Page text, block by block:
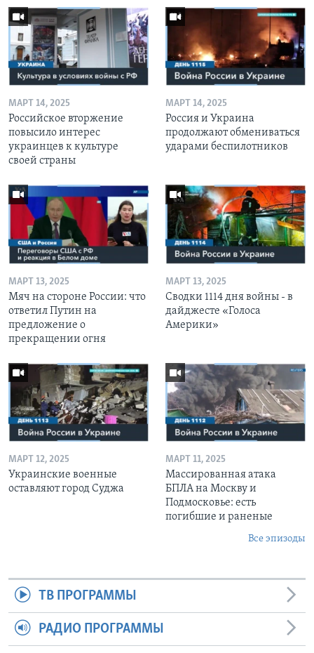
МАРТ 14, 2025
Российское вторжение
повысило интерес
украинцев к культуре
своей страны
МАРТ 14, 2025
Россия и Украина
продолжают обмениваться
ударами беспилотников
МАРТ 13, 2025
Мяч на стороне России: что
ответил Путин на
предложение о
прекращении огня
МАРТ 13, 2025
Сводки 1114 дня войны - в
дайджесте «Голоса
Америки»
МАРТ 12, 2025
Украинские военные
оставляют город Суджа
МАРТ 11, 2025
Массированная атака
БПЛА на Москву и
Подмосковье: есть
погибшие и раненые
Все эпизоды
ТВ ПРОГРАММЫ
РАДИО ПРОГРАММЫ